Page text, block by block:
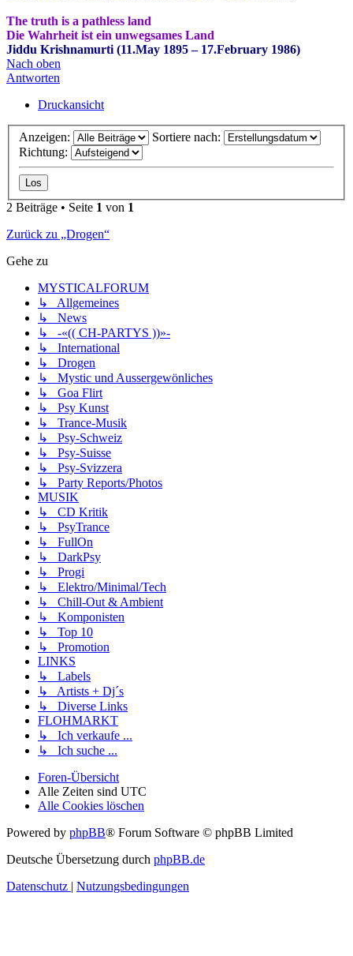
The truth is a pathless land
Die Wahrheit ist ein unwegsames Land
Jiddu Krishnamurti (11.May 1895 – 17.February 1986)
Nach oben
Antworten
Druckansicht
Anzeigen:
Sortiere nach:
Richtung:
2 Beiträge • Seite 1 von 1
Zurück zu „Drogen“
Gehe zu
MYSTICALFORUM
↳ Allgemeines
↳ News
↳ -«(( CH-PARTYS ))»-
↳ International
↳ Drogen
↳ Mystic und Aussergewönliches
↳ Goa Flirt
↳ Psy Kunst
↳ Trance-Musik
↳ Psy-Schweiz
↳ Psy-Suisse
↳ Psy-Svizzera
↳ Party Reports/Photos
MUSIK
↳ CD Kritik
↳ PsyTrance
↳ FullOn
↳ DarkPsy
↳ Progi
↳ Elektro/Minimal/Tech
↳ Chill-Out & Ambient
↳ Komponisten
↳ Top 10
↳ Promotion
LINKS
↳ Labels
↳ Artists + Dj´s
↳ Diverse Links
FLOHMARKT
↳ Ich verkaufe ...
↳ Ich suche ...
Foren-Übersicht
Alle Zeiten sind UTC
Alle Cookies löschen
Powered by phpBB® Forum Software © phpBB Limited
Deutsche Übersetzung durch phpBB.de
Datenschutz | Nutzungsbedingungen